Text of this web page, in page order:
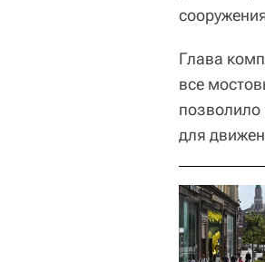
Глава
все
позволило
для